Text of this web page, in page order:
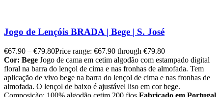
Jogo de Lençóis BRADA | Bege | S. José
€67.90 – €79.80Price range: €67.90 through €79.80
Cor: Bege Jogo de cama em cetim algodão com estampado digital
floral na barra do lençol de cima e nas fronhas de almofada. Tem
aplicação de vivo bege na barra do lençol de cima e nas fronhas de
almofada. O lençol de baixo é ajustável liso em cor bege.
Composição: 100% algodão cetim 200 fios Fabricado em Portugal